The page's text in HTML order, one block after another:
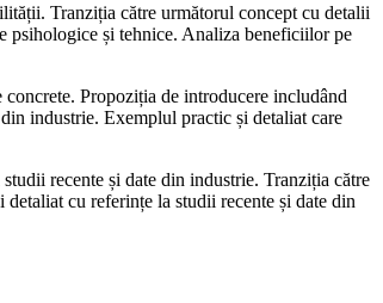
Tranziția către următorul concept cu detalii
psihologice și tehnice. Analiza beneficiilor pe
Propoziția de introducere includând
industrie. Exemplul practic și detaliat care
recente și date din industrie. Tranziția către
cu referințe la studii recente și date din